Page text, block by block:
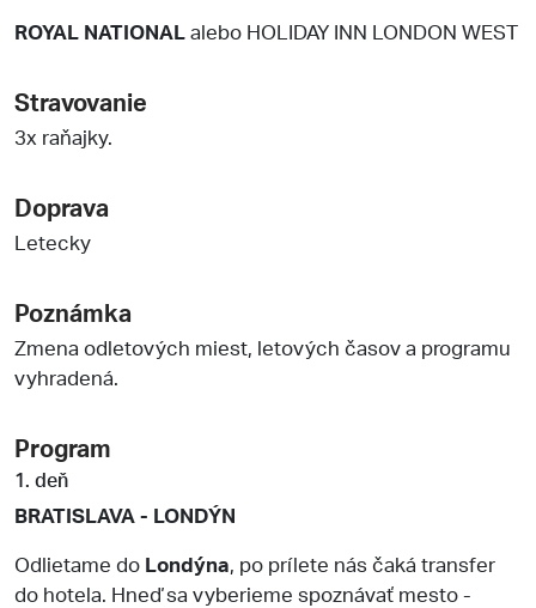
ROYAL NATIONALalebo HOLIDAY INN LONDON WEST
Stravovanie
3x raňajky.
Doprava
Letecky
Poznámka
Zmena odletových miest, letových časov a programu
vyhradená.
Program
1. deň
BRATISLAVA - LONDÝN
Odlietame do Londýna, po prílete nás čaká transfer
do hotela. Hneď sa vyberieme spoznávať mesto -